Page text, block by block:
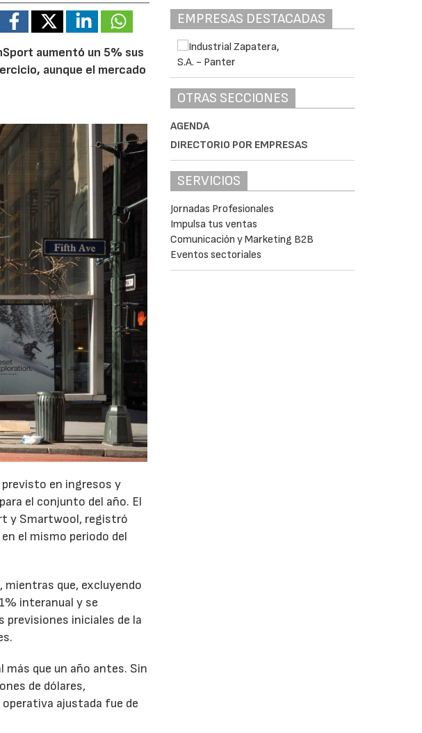
aumentó un 5% sus
aunque el mercado
en ingresos y
el conjunto del año. El
y Smartwool, registró
el mismo periodo del
que, excluyendo
interanual y se
iniciales de la
más que un año antes. Sin
de dólares,
ajustada fue de
EMPRESAS DESTACADAS
OTRAS SECCIONES
AGENDA
DIRECTORIO POR EMPRESAS
SERVICIOS
Jornadas Profesionales
Impulsa tus ventas
Comunicación y Marketing B2B
Eventos sectoriales